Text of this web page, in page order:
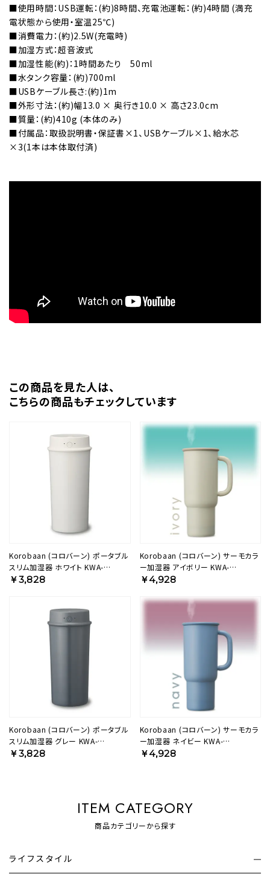
■使用時間：USB運転：(約)8時間、充電池運転：(約)4時間 (満充
電状態から使用・室温25℃)
■消費電力：(約)2.5W(充電時)
■加湿方式：超音波式
■加湿性能(約)：1時間あたり 50ml
■水タンク容量：(約)700ml
■USBケーブル長さ:(約)1m
■外形寸法：(約)幅13.0 × 奥行き10.0 × 高さ23.0cm
■質量：(約)410g (本体のみ)
■付属品：取扱説明書・保証書×1、USBケーブル×1、給水芯
×3(1本は本体取付済)
この商品を⾒た⼈は、
こちらの商品もチェックしています
Korobaan (コロバーン) ポータブル
スリム加湿器 ホワイト KWA-
054BWH【KA】
￥3,828
Korobaan (コロバーン) サーモカラ
ー加湿器 アイボリー KWA-
055BIV【KA】
￥4,928
Korobaan (コロバーン) ポータブル
スリム加湿器 グレー KWA-
054BGY【KA】
￥3,828
Korobaan (コロバーン) サーモカラ
ー加湿器 ネイビー KWA-
055BNV【KA】
￥4,928
ITEM CATEGORY
商品カテゴリーから探す
ライフスタイル